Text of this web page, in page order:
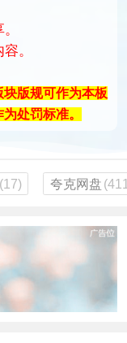
。
版规可作为本板
处罚标准。
(17) 夸克网盘